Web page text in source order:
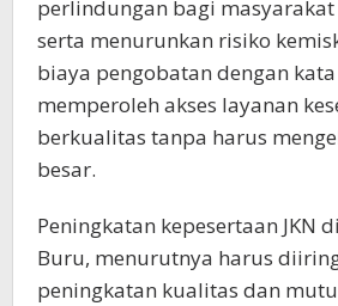
perlindungan bagi
serta menurunkan risiko
biaya pengobatan dengan
memperoleh akses layanan
berkualitas tanpa harus
besar.
Peningkatan kepesertaan JKN
Buru, menurutnya harus
peningkatan kualitas dan